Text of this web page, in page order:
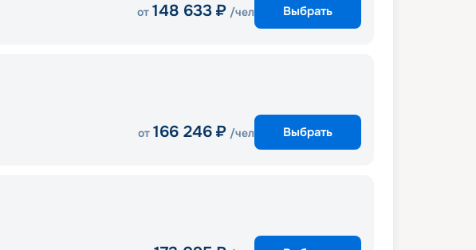
от 148 633 ₽ /чел Выбрать
от 166 246 ₽ /чел Выбрать